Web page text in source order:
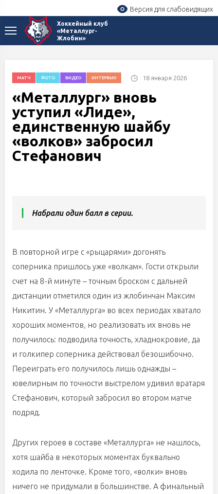
Версия для слабовидящих
Хоккейный клуб
«Металлург-
Жлобин»
МАТЧ ФОТО ВИДЕО ИНТЕРВЬЮ 18 января 2026
«Металлург» вновь
уступил «Лиде»,
единственную шайбу
«волков» забросил
Стефанович
Набрали один балл в серии.
В повторной игре с «рыцарями» догонять
соперника пришлось уже «волкам». Гости открыли
счет на 8-й минуте – точным броском с дальней
дистанции отметился один из жлобинчан Максим
Никитин. У «Металлурга» во всех периодах хватало
хороших моментов, но реализовать их вновь не
получилось: подводила точность, хладнокровие, да
и голкипер соперника действовал безошибочно.
Переиграть его получилось лишь однажды –
ювелирным по точности выстрелом удивил вратаря
Стефанович, который забросил во втором матче
подряд.
Других героев в составе «Металлурга» не нашлось,
хотя шайба в некоторых моментах буквально
ходила по ленточке. Кроме того, «волки» вновь
ничего не придумали в большинстве. А финальный